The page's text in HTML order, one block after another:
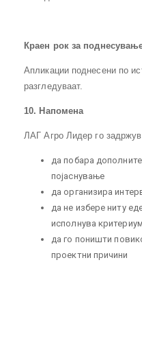
Краен рок за
Апликации поднесени по
разгледуваат.
10. Напомена
ЛАГ Агро Лидер го
да побара
појаснување
да организира
да не избере ниту
исполнува
да го поништи
проектни причини